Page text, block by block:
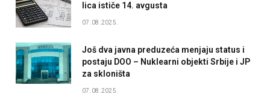
lica ističe 14. avgusta
07.08.2025.
Još dva javna preduzeća menjaju status i
postaju DOO – Nuklearni objekti Srbije i JP
za skloništa
07.08.2025.